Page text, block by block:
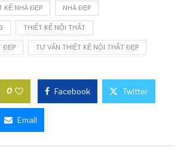
KẾ NHÀ ĐẸP NHÀ ĐẸP
THIẾT KẾ NỘI THẤT
ĐẸP TƯ VẤN THIẾT KẾ NỘI THẤT ĐẸP
0 Facebook Twitter
Email